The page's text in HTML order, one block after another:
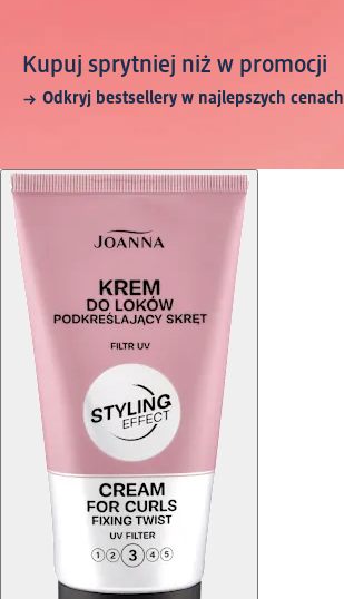
Kupuj sprytniej niż w promocji
Odkryj bestsellery w najlepszych cenach